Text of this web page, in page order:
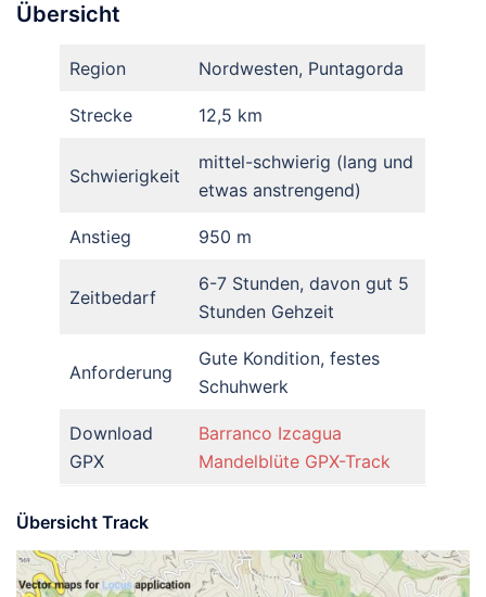
Übersicht
Region Nordwesten, Puntagorda
Strecke 12,5 km
Schwierigkeit
mittel-schwierig (lang und
etwas anstrengend)
Anstieg 950 m
Zeitbedarf
6-7 Stunden, davon gut 5
Stunden Gehzeit
Anforderung
Gute Kondition, festes
Schuhwerk
Download
GPX
Barranco Izcagua
Mandelblüte GPX-Track
Übersicht Track